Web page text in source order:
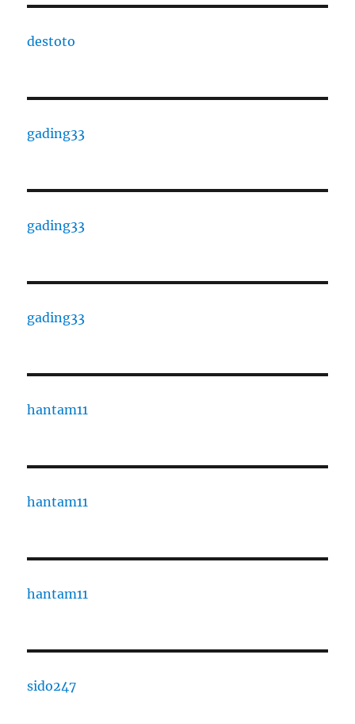
destoto
gading33
gading33
gading33
hantam11
hantam11
hantam11
sido247